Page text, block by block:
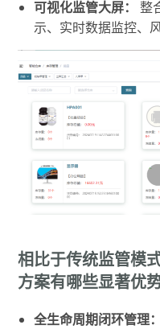
可视化监管大屏：
整
示、实时数据监控、
相比于传统监管模
方案有哪些显著优势
全生命周期闭环管理：